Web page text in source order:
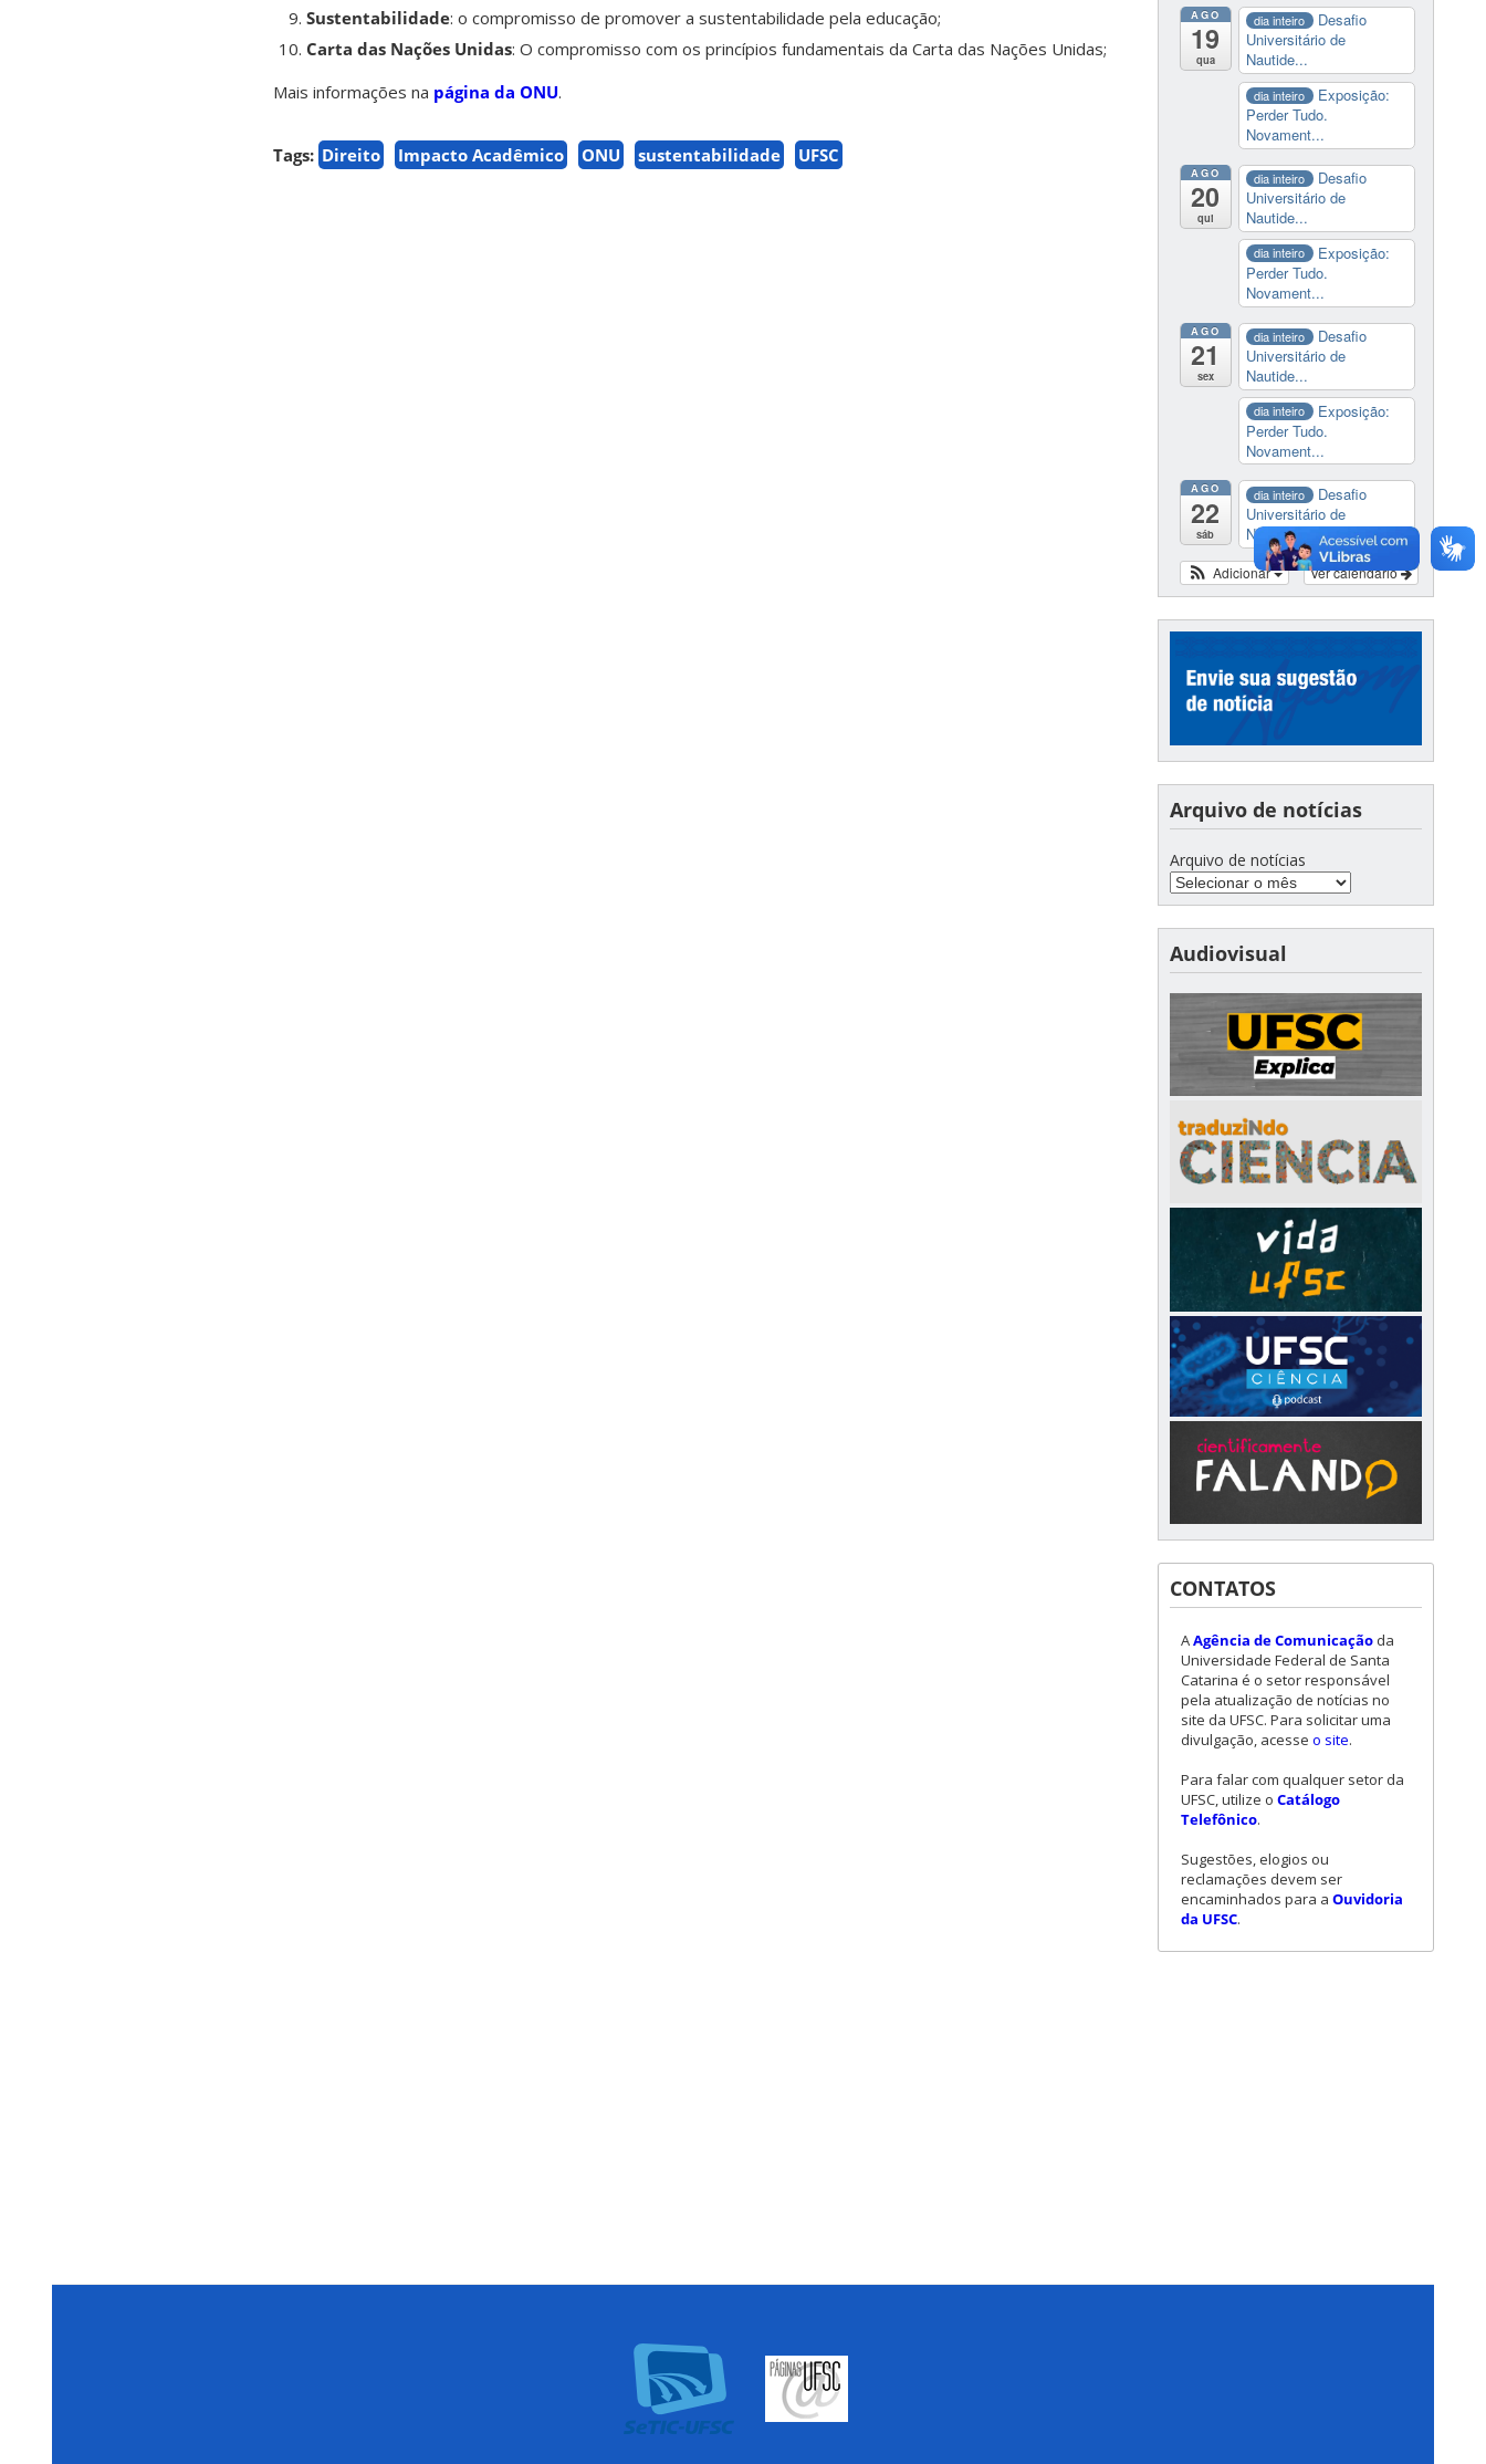
Sustentabilidade: o compromisso de promover a sustentabilidade pela educação;
Carta das Nações Unidas: O compromisso com os princípios fundamentais da Carta das Nações Unidas;
Mais informações na página da ONU.
Tags: Direito Impacto Acadêmico ONU sustentabilidade UFSC
AGO
19
qua
dia inteiro
Desafio
Universitário de
Nautide...
dia inteiro
Exposição:
Perder Tudo.
Novament...
AGO
20
qui
dia inteiro
Desafio
Universitário de
Nautide...
dia inteiro
Exposição:
Perder Tudo.
Novament...
AGO
21
sex
dia inteiro
Desafio
Universitário de
Nautide...
dia inteiro
Exposição:
Perder Tudo.
Novament...
AGO
22
sáb
dia inteiro
Desafio
Universitário de
Nautide...
Ver calendário
Adicionar
Arquivo de notícias
Arquivo de notícias
Audiovisual
CONTATOS
AAgência de Comunicação da
Universidade Federal de Santa
Catarina é o setor responsável
pela atualização de notícias no
site da UFSC. Para solicitar uma
divulgação, acesse o site.
Para falar com qualquer setor da
UFSC, utilize o Catálogo
Telefônico.
Sugestões, elogios ou
reclamações devem ser
encaminhados para a Ouvidoria
da UFSC.